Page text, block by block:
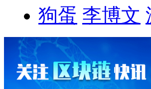
狗蛋 李博文